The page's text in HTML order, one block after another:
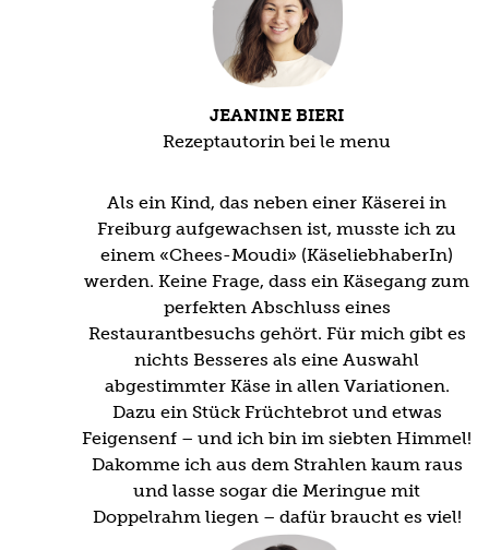
JEANINE BIERI
Rezeptautorin bei le menu
Als ein Kind, das neben einer Käserei in
Freiburg aufgewachsen ist, musste ich zu
einem «Chees-Moudi» (KäseliebhaberIn)
werden. Keine Frage, dass ein Käsegang zum
perfekten Abschluss eines
Restaurantbesuchs gehört. Für mich gibt es
nichts Besseres als eine Auswahl
abgestimmter Käse in allen Variationen.
Dazu ein Stück Früchtebrot und etwas
Feigensenf – und ich bin im siebten Himmel!
Dakomme ich aus dem Strahlen kaum raus
und lasse sogar die Meringue mit
Doppelrahm liegen – dafür braucht es viel!